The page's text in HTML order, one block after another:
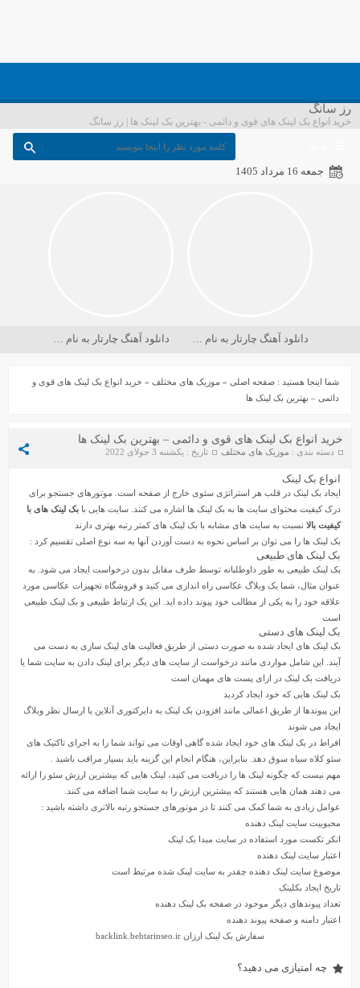
رز سانگ
خرید انواع بک لینک های قوی و دائمی - بهترین بک لینک ها | رز سانگ
جمعه 16 مرداد 1405
دانلود آهنگ چارتار به نام در حسرت ماه دانلود آهنگ چارتار به نام دریا کجاست
دانلود آهنگ جواد سنگونی به نام امام دانلود ورژن پیانو آهنگ یوسف زمانی به نام پریزاد
سیروان خسروی - مونولوگ
شما اینجا هستید :صفحه اصلی » موزیک های مختلف » خرید انواع بک لینک های قوی و
دائمی – بهترین بک لینک ها
خرید انواع بک لینک های قوی و دائمی – بهترین بک لینک ها
دسته بندی : موزیک های مختلف تاریخ : یکشنبه 3 جولای 2022
انواع بک لینک
ایجاد بک لینک در قلب هر استراتژی سئوی خارج از صفحه است. موتورهای جستجو برای
درک کیفیت محتوای سایت ها به بک لینک ها اشاره می کنند. سایت هایی بابک لینک های با
کیفیت بالا نسبت به سایت های مشابه با بک لینک های کمتر رتبه بهتری دارند
بک لینک ها را می توان بر اساس نحوه به دست آوردن آنها به سه نوع اصلی تقسیم کرد :
بک لینک های طبیعی
بک لینک طبیعی به طور داوطلبانه توسط طرف مقابل بدون درخواست ایجاد می شود. به
عنوان مثال، شما یک وبلاگ عکاسی راه اندازی می کنید و فروشگاه تجهیزات عکاسی مورد
علاقه خود را به یکی از مطالب خود پیوند داده اید. این یک ارتباط طبیعی و بک لینک طبیعی
است
بک لینک های دستی
بک لینک های ایجاد شده به صورت دستی از طریق فعالیت های لینک سازی به دست می
آیند. این شامل مواردی مانند درخواست از سایت های دیگر برای لینک دادن به سایت شما یا
دریافت بک لینک در ازای پست های مهمان است
بک لینک هایی که خود ایجاد کردید
این پیوندها از طریق اعمالی مانند افزودن بک لینک به دایرکتوری آنلاین یا ارسال نظر وبلاگ
ایجاد می شوند
افراط در بک لینک های خود ایجاد شده گاهی اوقات می تواند شما را به اجرای تاکتیک های
سئو کلاه سیاه سوق دهد. بنابراین، هنگام انجام این گزینه باید بسیار مراقب باشید .
مهم نیست که چگونه لینک ها را دریافت می کنید، لینک هایی که بیشترین ارزشسئو را ارائه
می دهند همان هایی هستند که بیشترین ارزش را به سایت شما اضافه می کنند
عوامل زیادی به شما کمک می کنند تا در موتورهای جستجو رتبه بالاتری داشته باشید :
محبوبیت سایت لینک دهنده
انکر تکست مورد استفاده در سایت مبدا بک لینک
اعتبار سایت لینک دهنده
موضوع سایت لینک دهنده چقدر به سایت لینک شده مرتبط است
تاریخ ایجاد بکلینک
تعداد پیوندهای دیگر موجود در صفحه بک لینک دهنده
اعتبار دامنه و صفحه پیوند دهنده
سفارش بک لینک ارزان backlink.behtarinseo.ir
چه امتیازی می دهید؟